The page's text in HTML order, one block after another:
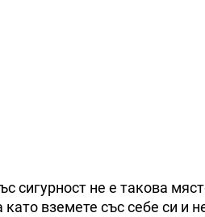
сигурност не е такова
вземете със себе си и